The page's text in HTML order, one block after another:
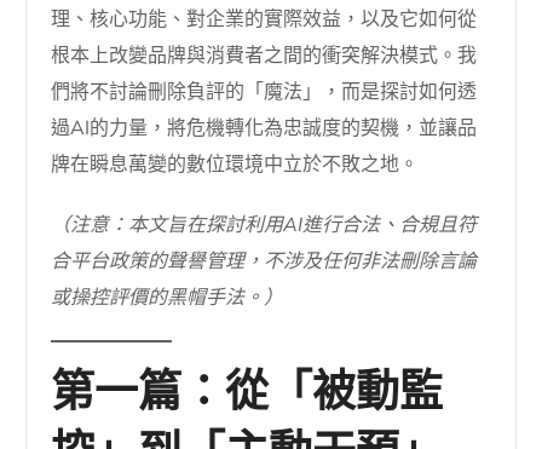
理、核心功能、對企業的實際效益，以及它如何從
根本上改變品牌與消費者之間的衝突解決模式。我
們將不討論刪除負評的「魔法」，而是探討如何透
過AI的力量，將危機轉化為忠誠度的契機，並讓品
牌在瞬息萬變的數位環境中立於不敗之地。
（注意：本文旨在探討利用AI進行合法、合規且符
合平台政策的聲譽管理，不涉及任何非法刪除言論
或操控評價的黑帽手法。）
第一篇：從「被動監